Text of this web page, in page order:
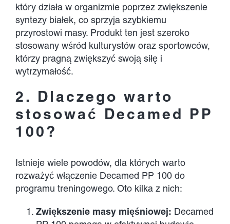
który działa w organizmie poprzez zwiększenie
syntezy białek, co sprzyja szybkiemu
przyrostowi masy. Produkt ten jest szeroko
stosowany wśród kulturystów oraz sportowców,
którzy pragną zwiększyć swoją siłę i
wytrzymałość.
2. Dlaczego warto
stosować Decamed PP
100?
Istnieje wiele powodów, dla których warto
rozważyć włączenie Decamed PP 100 do
programu treningowego. Oto kilka z nich:
Zwiększenie masy mięśniowej: Decamed